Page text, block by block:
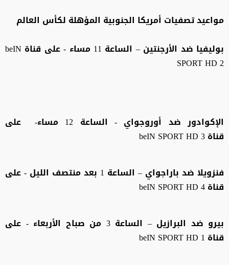
مواعيد تصفيات أمريكا الجنوبية المؤهلة لكأس العالم
بوليفيا ضد الأرجنتين – الساعة 11 مساء - على قناة beIN
SPORT HD 2
الإكوادور ضد أوروجواي - الساعة 12 مساء- على
قناة beIN SPORT HD 3
فنزويلا ضد باراجواي – الساعة 1 بعد منتصف الليل - على
قناة beIN SPORT HD 4
بيرو ضد البرازيل – الساعة 3 من صباح الأربعاء - على
قناة beIN SPORT HD 1